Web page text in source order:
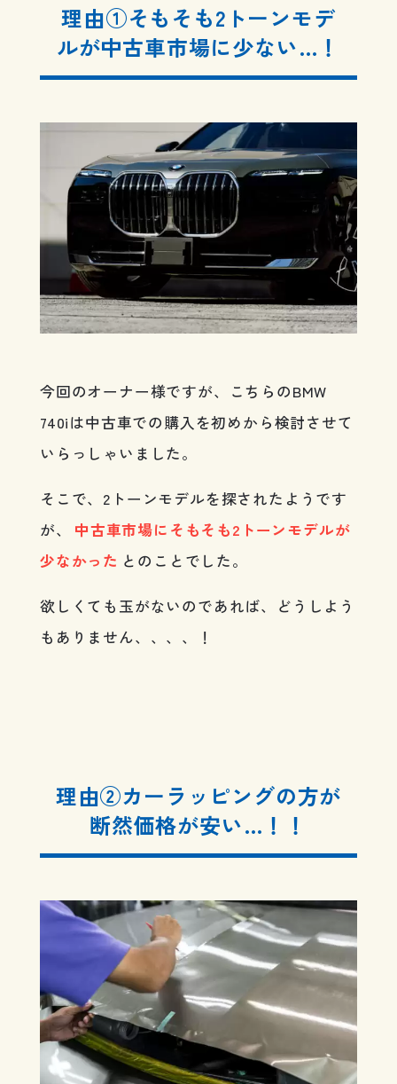
理由①そもそも2トーンモデ
ルが中古車市場に少ない…！
今回のオーナー様ですが、こちらのBMW
740iは中古車での購入を初めから検討させて
いらっしゃいました。
そこで、2トーンモデルを探されたようです
が、
中古車市場にそもそも2トーンモデルが
少なかった とのことでした。
欲しくても玉がないのであれば、どうしよう
もありません、、、、！
理由②カーラッピングの方が
断然価格が安い…！！